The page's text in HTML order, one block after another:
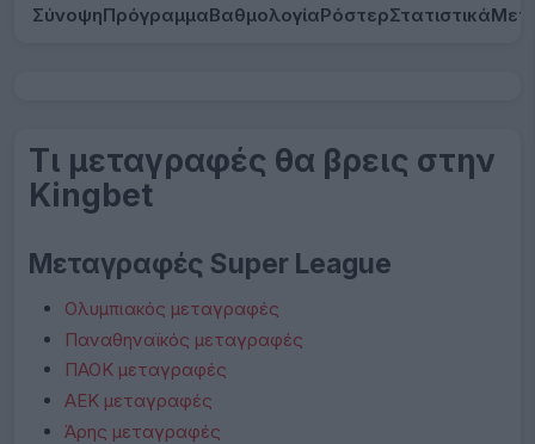
ΣύνοψηΠρόγραμμαΒαθμολογίαΡόστερΣτατιστικά
Τι μεταγραφές θα βρεις στην
Kingbet
Μεταγραφές Super League
Ολυμπιακός μεταγραφές
Παναθηναϊκός μεταγραφές
ΠΑΟΚ μεταγραφές
ΑΕΚ μεταγραφές
Άρης μεταγραφές